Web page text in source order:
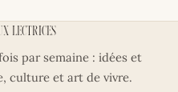
lectrices
par semaine : idées et
culture et art de vivre.